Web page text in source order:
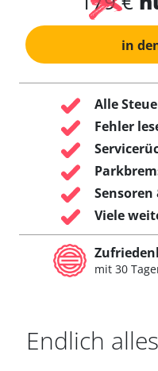
in
Alle
Fehler
Viele
mit 30
Endlich